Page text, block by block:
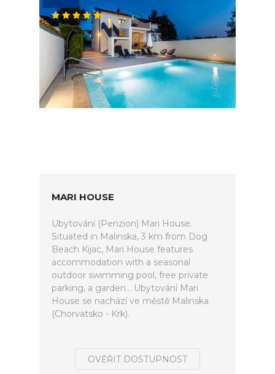
MARI HOUSE
Ubytování (Penzion) Mari House.
Situated in Malinska, 3 km from Dog
Beach Kijac, Mari House features
accommodation with a seasonal
outdoor swimming pool, free private
parking, a garden... Ubytování Mari
House se nachází ve městě Malinska
(Chorvatsko - Krk).
OVĚŘIT DOSTUPNOST